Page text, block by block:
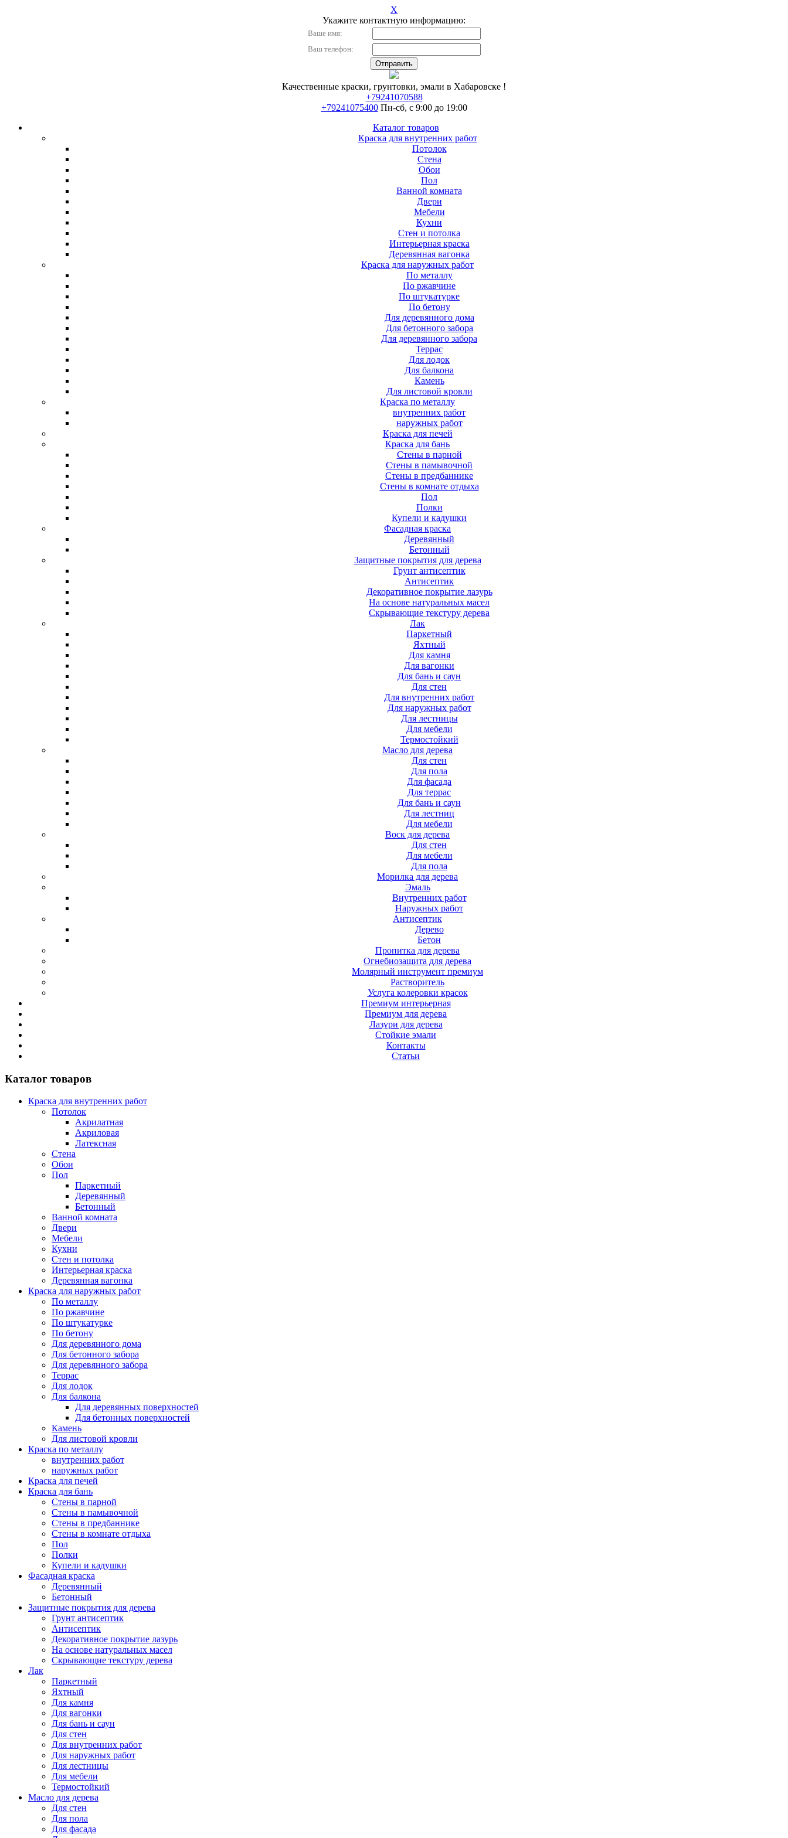
X
Укажите контактную информацию:
Ваше имя:
Ваш телефон:
Качественные краски, грунтовки, эмали в Хабаровске !
+79241070588
+79241075400 Пн-сб, с 9:00 до 19:00
Каталог товаров
Краска для внутренних работ
Потолок
Стена
Обои
Пол
Ванной комната
Двери
Мебели
Кухни
Стен и потолка
Интерьерная краска
Деревянная вагонка
Краска для наружных работ
По металлу
По ржавчине
По штукатурке
По бетону
Для деревянного дома
Для бетонного забора
Для деревянного забора
Террас
Для лодок
Для балкона
Камень
Для листовой кровли
Краска по металлу
внутренних работ
наружных работ
Краска для печей
Краска для бань
Стены в парной
Стены в памывочной
Стены в предбаннике
Стены в комнате отдыха
Пол
Полки
Купели и кадушки
Фасадная краска
Деревянный
Бетонный
Защитные покрытия для дерева
Грунт антисептик
Антисептик
Декоративное покрытие лазурь
На основе натуральных масел
Скрывающие текстуру дерева
Лак
Паркетный
Яхтный
Для камня
Для вагонки
Для бань и саун
Для стен
Для внутренних работ
Для наружных работ
Для лестницы
Для мебели
Термостойкий
Масло для дерева
Для стен
Для пола
Для фасада
Для террас
Для бань и саун
Для лестниц
Для мебели
Воск для дерева
Для стен
Для мебели
Для пола
Морилка для дерева
Эмаль
Внутренних работ
Наружных работ
Антисептик
Дерево
Бетон
Пропитка для дерева
Огнебиозащита для дерева
Молярный инструмент премиум
Растворитель
Услуга колеровки красок
Премиум интерьерная
Премиум для дерева
Лазури для дерева
Стойкие эмали
Контакты
Статьи
Каталог товаров
Краска для внутренних работ
Потолок
Акрилатная
Акриловая
Латексная
Стена
Обои
Пол
Паркетный
Деревянный
Бетонный
Ванной комната
Двери
Мебели
Кухни
Стен и потолка
Интерьерная краска
Деревянная вагонка
Краска для наружных работ
По металлу
По ржавчине
По штукатурке
По бетону
Для деревянного дома
Для бетонного забора
Для деревянного забора
Террас
Для лодок
Для балкона
Для деревянных поверхностей
Для бетонных поверхностей
Камень
Для листовой кровли
Краска по металлу
внутренних работ
наружных работ
Краска для печей
Краска для бань
Стены в парной
Стены в памывочной
Стены в предбаннике
Стены в комнате отдыха
Пол
Полки
Купели и кадушки
Фасадная краска
Деревянный
Бетонный
Защитные покрытия для дерева
Грунт антисептик
Антисептик
Декоративное покрытие лазурь
На основе натуральных масел
Скрывающие текстуру дерева
Лак
Паркетный
Яхтный
Для камня
Для вагонки
Для бань и саун
Для стен
Для внутренних работ
Для наружных работ
Для лестницы
Для мебели
Термостойкий
Масло для дерева
Для стен
Для пола
Для фасада